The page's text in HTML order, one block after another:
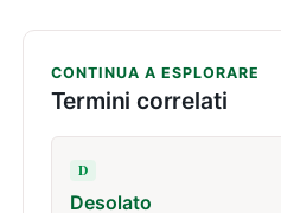
CONTINUA A ESPLORARE
Termini correlati
D
Desolato